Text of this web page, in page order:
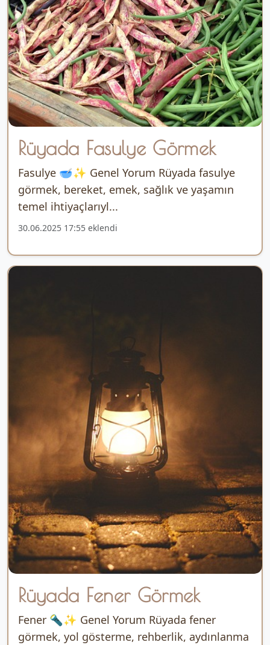
Rüyada Fasulye Görmek
Fasulye 🥣✨ Genel Yorum Rüyada fasulye
görmek, bereket, emek, sağlık ve yaşamın
temel ihtiyaçlarıyl...
30.06.2025 17:55 eklendi
Rüyada Fener Görmek
Fener 🔦✨ Genel Yorum Rüyada fener
görmek, yol gösterme, rehberlik, aydınlanma